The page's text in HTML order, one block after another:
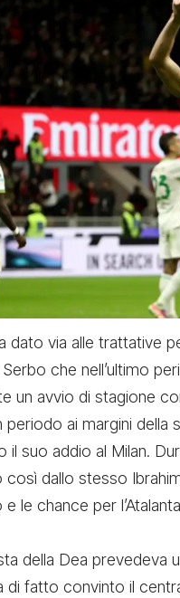
dato via alle trattative
che nell’ultimo
un avvio di stagione
periodo ai margini della
il suo addio al Milan.
così dallo stesso
e le chance per
della Dea prevedeva
di fatto convinto il